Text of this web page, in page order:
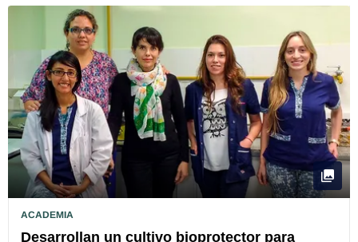
ACADEMIA
Desarrollan un cultivo bioprotector para